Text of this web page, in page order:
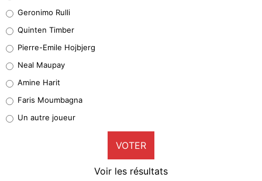
32%
5%
1%
9%
Geronimo Rulli
Quinten Timber
Pierre-Emile Hojbjerg
Neal Maupay
Amine Harit
Faris Moumbagna
Un autre joueur
VOTER
Voir les résultats